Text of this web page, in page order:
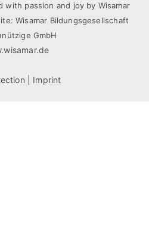
passion and joy by Wisamar
Wisamar Bildungsgesellschaft
GmbH
Imprint